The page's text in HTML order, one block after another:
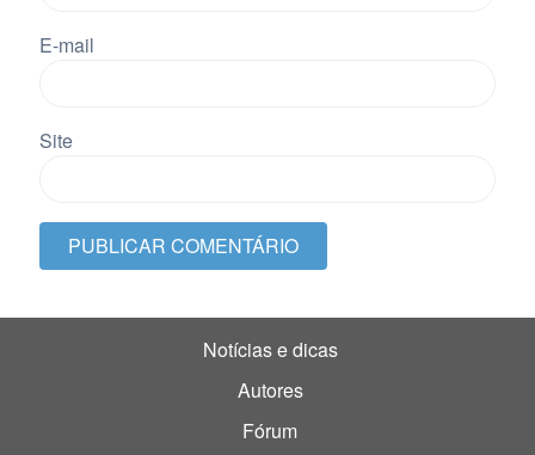
E-mail
Site
Notícias e dicas
Autores
Fórum